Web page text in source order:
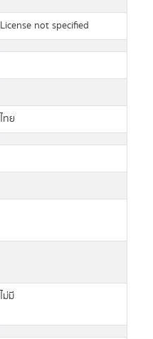
License not specified
ไทย
ไม่มี